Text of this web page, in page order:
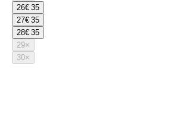
26€ 35
27€ 35
28€ 35
29×
30×